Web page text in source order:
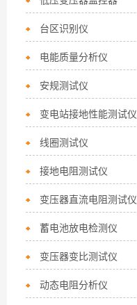
台区识别仪
电能质量分析仪
安规测试仪
变电站接地性能测试仪
线圈测试仪
接地电阻测试仪
变压器直流电阻测试仪
蓄电池放电检测仪
变压器变比测试仪
动态电阻分析仪